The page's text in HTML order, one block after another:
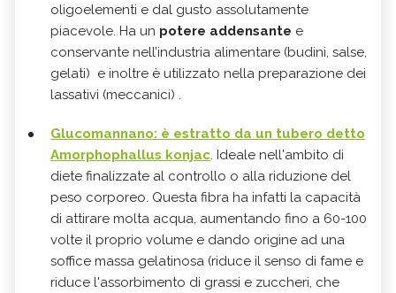
oligoelementi e dal gusto assolutamente
piacevole. Ha un potere addensante e
conservante nell’industria alimentare (budini, salse,
gelati) e inoltre è utilizzato nella preparazione dei
lassativi (meccanici) .
Glucomannano: è estratto da un tubero detto
Amorphophallus konjac . Ideale nell'ambito di
diete finalizzate al controllo o alla riduzione del
peso corporeo. Questa fibra ha infatti la capacità
di attirare molta acqua, aumentando fino a 60-100
volte il proprio volume e dando origine ad una
soffice massa gelatinosa (riduce il senso di fame e
riduce l'assorbimento di grassi e zuccheri, che